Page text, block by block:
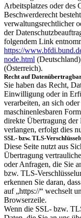
Arbeitsplatzes oder des
Beschwerderecht
verwaltungsrechtlicher
der
folgendem Link
https://
node.html
(Österreich).
Recht auf
Sie haben das Recht,
Einwilligung oder in
verarbeiten, an sich
maschinenlesbaren
direkte Übertragung der
verlangen, erfolgt dies
SSL- bzw. TLS-
Diese Seite nutzt aus
Übertragung
oder Anfragen, die Sie
bzw. TLS-
erkennen Sie daran,
auf „https://“ wechselt
Browserzeile.
Wenn die SSL- bzw.